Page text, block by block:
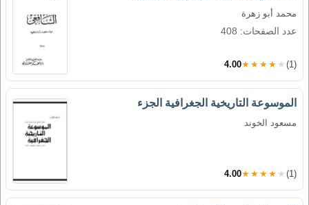
محمد أبو زهرة
عدد الصفحات: 408
4.00★★★★★ (1)
الموسوعة التاريخية الجغرافية الجزء
مسعود الخوند
4.00★★★★★ (1)